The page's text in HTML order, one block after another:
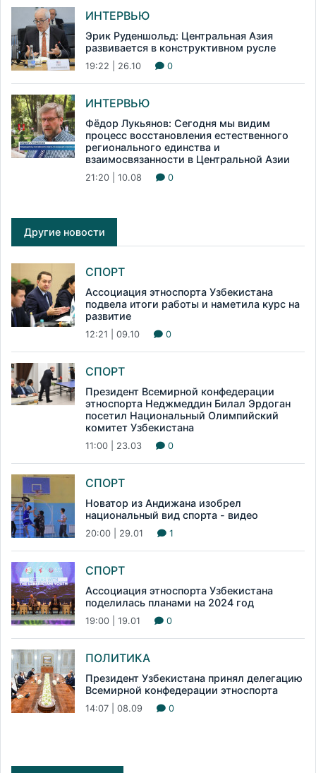
ИНТЕРВЬЮ
Эрик Руденшольд: Центральная Азия
развивается в конструктивном русле
19:22 | 26.10 0
ИНТЕРВЬЮ
Фёдор Лукьянов: Сегодня мы видим
процесс восстановления естественного
регионального единства и
взаимосвязанности в Центральной Азии
21:20 | 10.08 0
Другие новости
СПОРТ
Ассоциация этноспорта Узбекистана
подвела итоги работы и наметила курс на
развитие
12:21 | 09.10 0
СПОРТ
Президент Всемирной конфедерации
этноспорта Неджмеддин Билал Эрдоган
посетил Национальный Олимпийский
комитет Узбекистана
11:00 | 23.03 0
СПОРТ
Новатор из Андижана изобрел
национальный вид спорта - видео
20:00 | 29.01 1
СПОРТ
Ассоциация этноспорта Узбекистана
поделилась планами на 2024 год
19:00 | 19.01 0
ПОЛИТИКА
Президент Узбекистана принял делегацию
Всемирной конфедерации этноспорта
14:07 | 08.09 0